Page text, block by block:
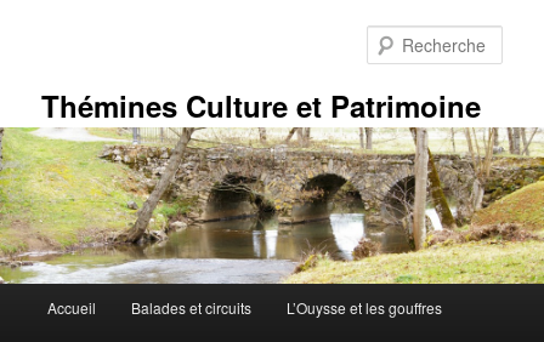
Thémines Culture et Patrimoine
principal
Accueil Balades et circuits L’Ouysse et les gouffres